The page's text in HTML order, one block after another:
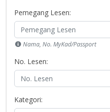
Pemegang Lesen:
Nama, No. MyKad/Passport
No. Lesen:
Kategori: